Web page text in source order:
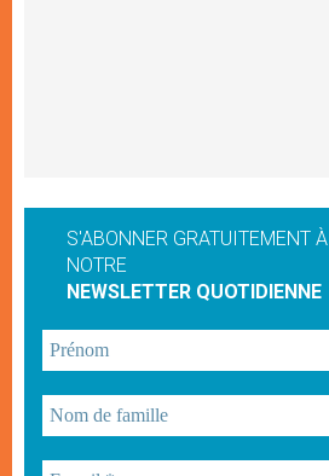
S'ABONNER GRATUITEMENT À
NOTRE
NEWSLETTER QUOTIDIENNE